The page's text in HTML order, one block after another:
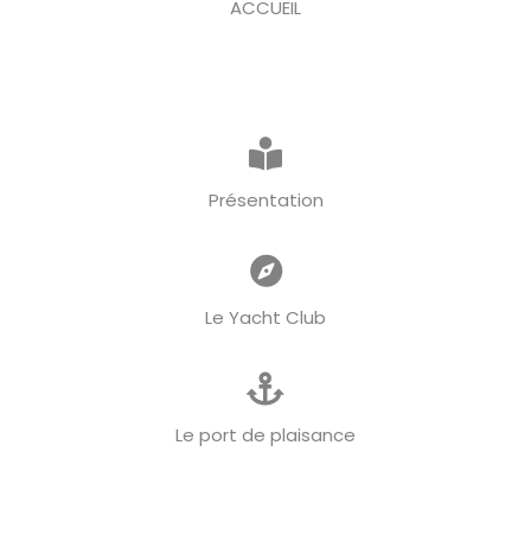
ACCUEIL
Présentation
Le Yacht Club
Le port de plaisance